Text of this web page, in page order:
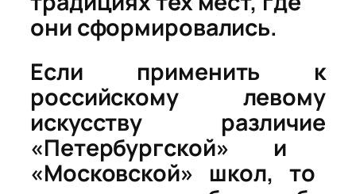
они сформировались.
Если
применить
к
российскому
левому
искусству
различие
«Петербургской» и
«Московской» школ, то